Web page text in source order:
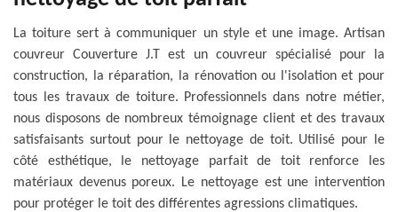
La toiture sert à communiquer un style et une image. Artisan
couvreur Couverture J.T est un couvreur spécialisé pour la
construction, la réparation, la rénovation ou l'isolation et pour
tous les travaux de toiture. Professionnels dans notre métier,
nous disposons de nombreux témoignage client et des travaux
satisfaisants surtout pour le nettoyage de toit. Utilisé pour le
côté esthétique, le nettoyage parfait de toit renforce les
matériaux devenus poreux. Le nettoyage est une intervention
pour protéger le toit des différentes agressions climatiques.